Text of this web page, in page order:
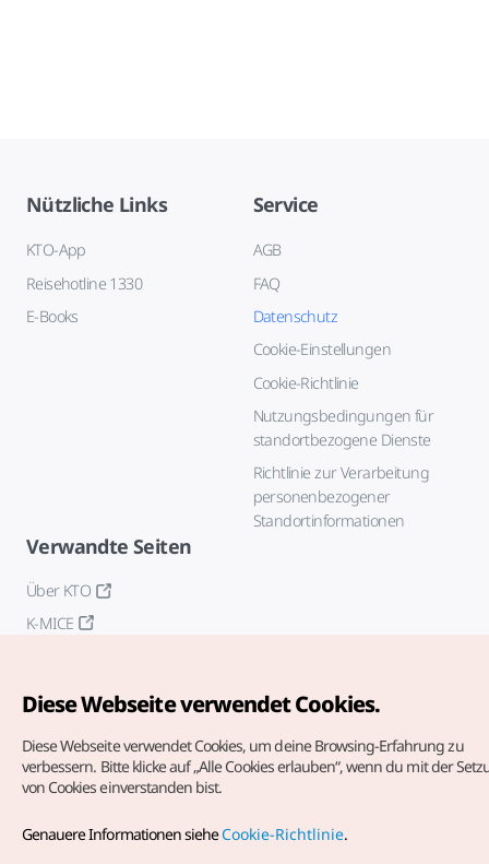
Nützliche Links
KTO-App
Reisehotline 1330
E-Books
Service
AGB
FAQ
Datenschutz
Cookie-Einstellungen
Cookie-Richtlinie
Nutzungsbedingungen für
standortbezogene Dienste
Richtlinie zur Verarbeitung
personenbezogener
Standortinformationen
Verwandte Seiten
Über KTO
K-MICE
vorbehalten.
Diese Webseite verwendet Cookies.
Diese Webseite verwendet Cookies, um deine Browsing-Erfahrung zu
verbessern. Bitte klicke auf „Alle Cookies erlauben“, wenn du mit der
von Cookies einverstanden bist.
Genauere Informationen sieheCookie-Richtlinie.